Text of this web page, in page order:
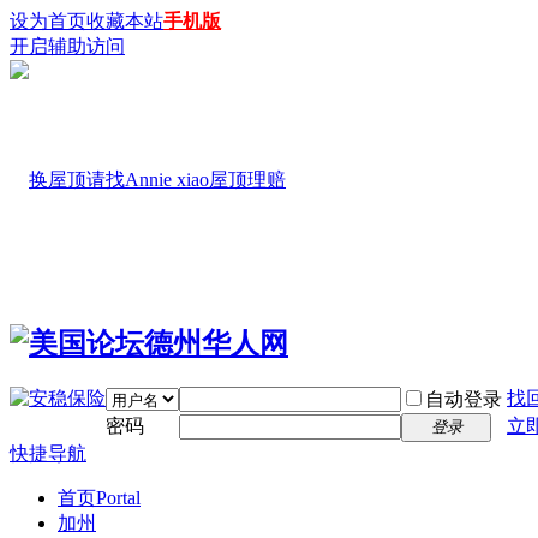
设为首页收藏本站手机版
开启辅助访问
自动登录 找
密码
登录
立
快捷导航
首页Portal
加州